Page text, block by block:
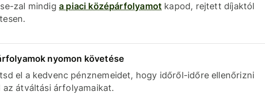
zal mindig a piaci középárfolyamot kapod, rejtett díjaktól
nyomon követése
el a kedvenc pénznemeidet, hogy időről-időre ellenőrizni
az átváltási árfolyamaikat.